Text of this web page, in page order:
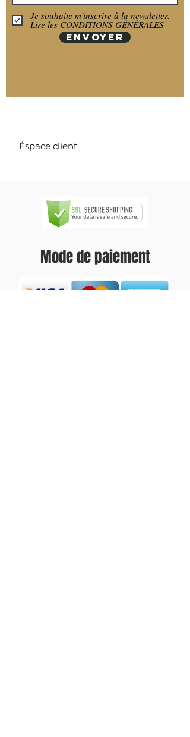
Je souhaite m'inscrire à la newsletter.
Lire les CONDITIONS GÉNÉRALES
ENVOYER
Éspace client
Mode de paiement